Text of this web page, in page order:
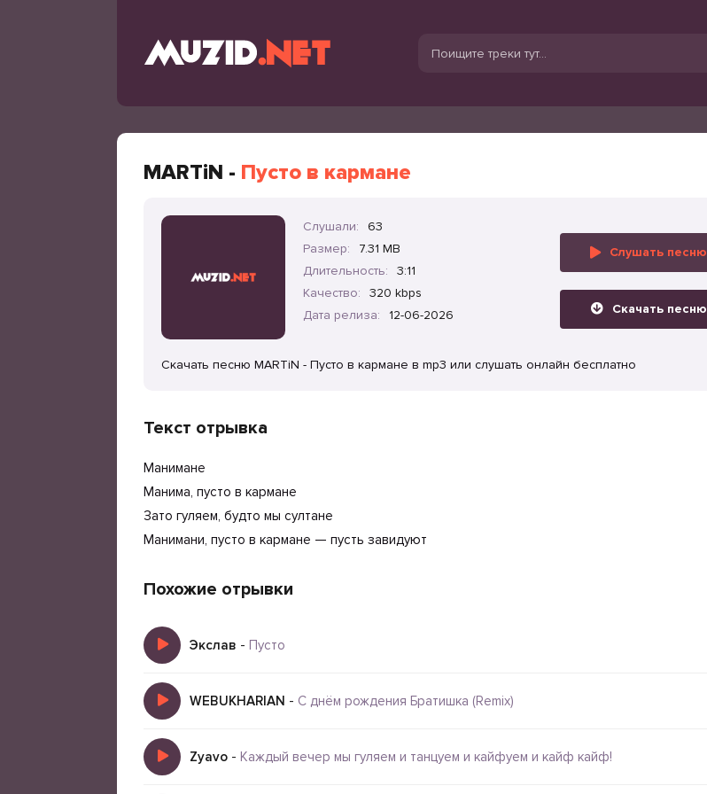
MARTiN - Пусто в кармане
Слушали:
63
Размер:
7.31 MB
Длительность:
3:11
Качество:
320 kbps
Дата релиза:
12-06-2026
Слушать песню
Скачать песню
Скачать песню MARTiN - Пусто в кармане в mp3 или слушать онлайн бесплатно
Текст отрывка
Манимане
Манима, пусто в кармане
Зато гуляем, будто мы султане
Манимани, пусто в кармане — пусть завидуют
Похожие отрывки
Экслав - Пусто
WEBUKHARIAN - С днём рождения Братишка (Remix)
Zyavo - Каждый вечер мы гуляем и танцуем и кайфуем и кайф кайф!